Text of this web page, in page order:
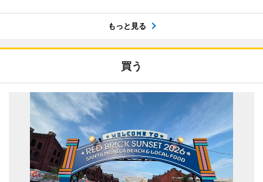
もっと見る
買う